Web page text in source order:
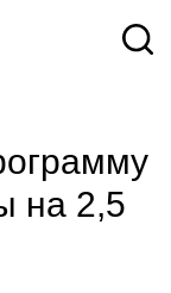
на 2,5